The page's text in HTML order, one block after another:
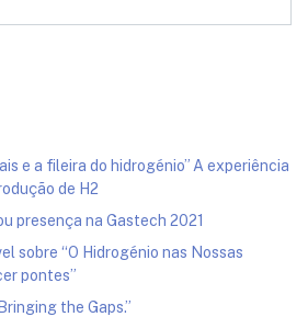
e a fileira do hidrogénio” A experiência
de H2
presença na Gastech 2021
sobre “O Hidrogénio nas Nossas
pontes”
the Gaps.”